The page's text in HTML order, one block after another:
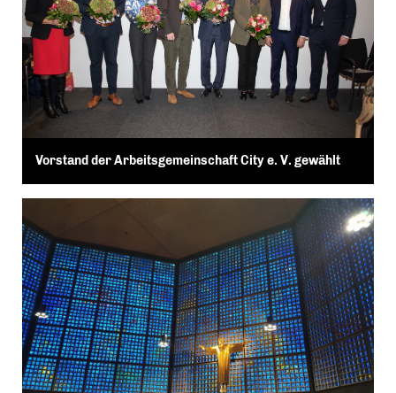
Vorstand der Arbeitsgemeinschaft City e. V. gewählt